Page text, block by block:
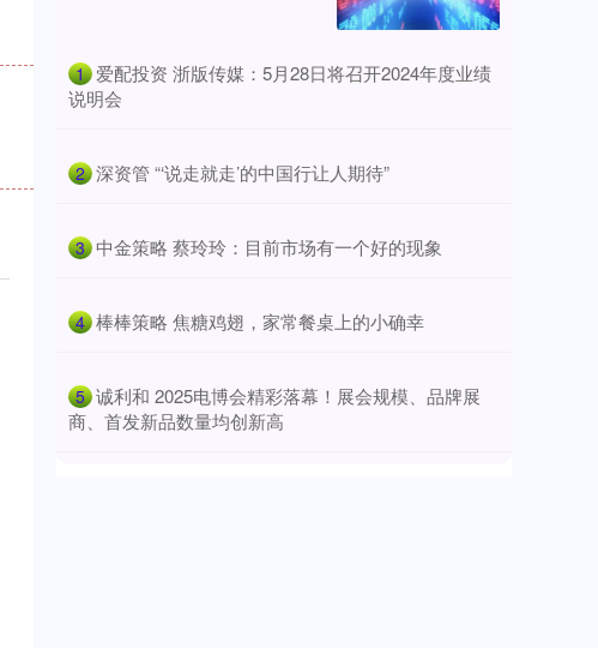
1 ​爱配投资 浙版传媒：5月28日将召开2024年度业绩
说明会
2 ​深资管 “‘说走就走’的中国行让人期待”
3 ​中金策略 蔡玲玲：目前市场有一个好的现象
4 ​棒棒策略 焦糖鸡翅，家常餐桌上的小确幸
5 ​诚利和 2025电博会精彩落幕！展会规模、品牌展
商、首发新品数量均创新高